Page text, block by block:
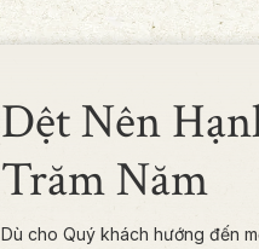
Dệt Nên
Trăm Năm
Dù cho Quý khách hướng đến